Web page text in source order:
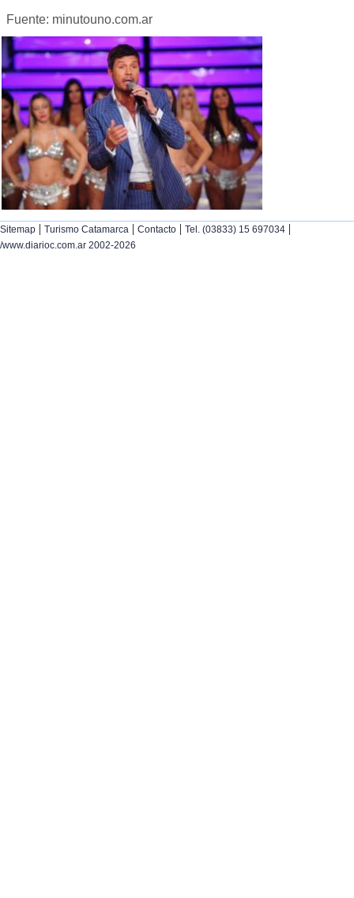
Fuente: minutouno.com.ar
Sitemap | Turismo Catamarca | Contacto | Tel. (03833) 15 697034 |
/www.diarioc.com.ar 2002-2026